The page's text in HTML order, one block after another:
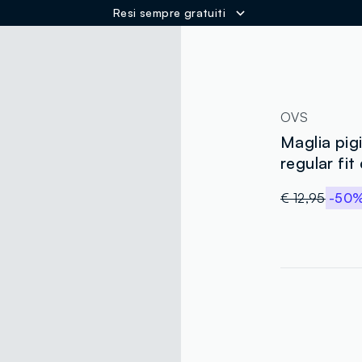
Resi sempre gratuiti
OVS
Maglia
regular fit
€ 12,95 -